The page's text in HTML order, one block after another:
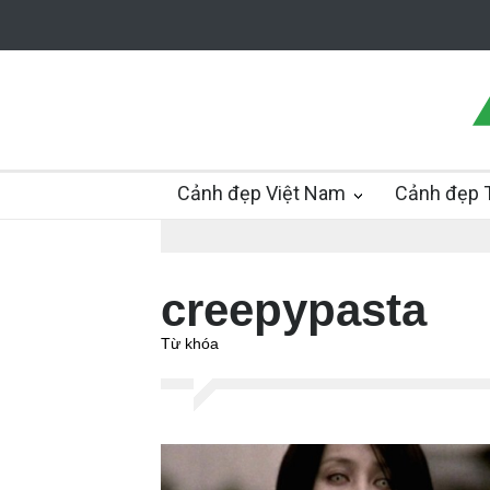
Cảnh đẹp Việt Nam Cảnh đẹp
creepypasta
Từ khóa